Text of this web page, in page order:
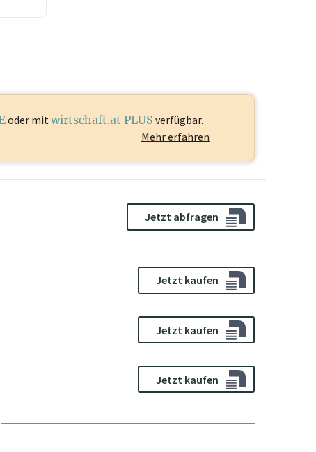
oder mit wirtschaft.at PLUS verfügbar.
Mehr erfahren
Jetzt abfragen
Jetzt kaufen
Jetzt kaufen
Jetzt kaufen